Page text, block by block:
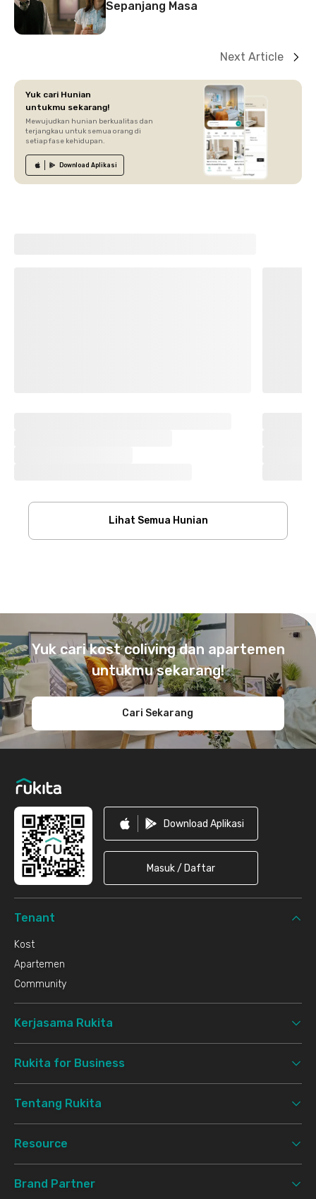
Sepanjang Masa
Next Article
Yuk cari Hunian
untukmu sekarang!
Mewujudkan hunian berkualitas dan
terjangkau untuk semua orang di
setiap fase kehidupan.
Download Aplikasi
Lihat Semua Hunian
Yuk cari kost coliving dan apartemen
untukmu sekarang!
Cari Sekarang
Download Aplikasi
Masuk / Daftar
Tenant
Kost
Apartemen
Community
Kerjasama Rukita
Rukita for Business
Tentang Rukita
Resource
Brand Partner